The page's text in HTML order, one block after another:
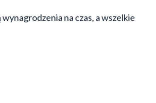
na czas, a wszelkie